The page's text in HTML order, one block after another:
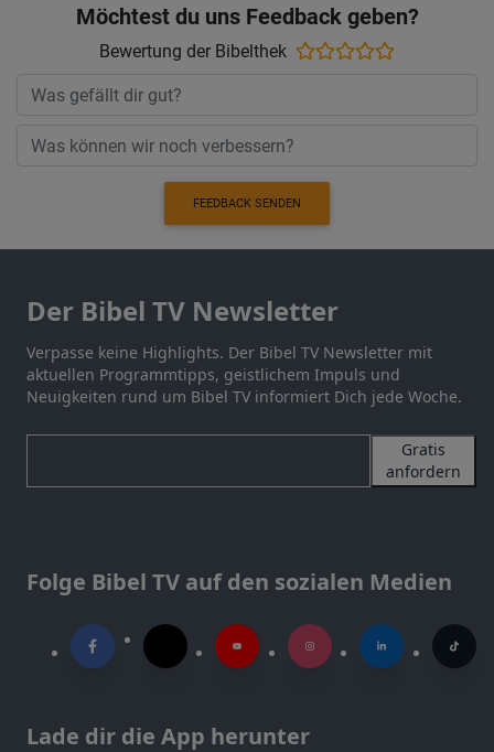
Möchtest du uns Feedback geben?
Bewertung der Bibelthek
FEEDBACK SENDEN
Der Bibel TV Newsletter
Verpasse keine Highlights. Der Bibel TV Newsletter mit
aktuellen Programmtipps, geistlichem Impuls und
Neuigkeiten rund um Bibel TV informiert Dich jede Woche.
Gratis
anfordern
Folge Bibel TV auf den sozialen Medien
Lade dir die App herunter